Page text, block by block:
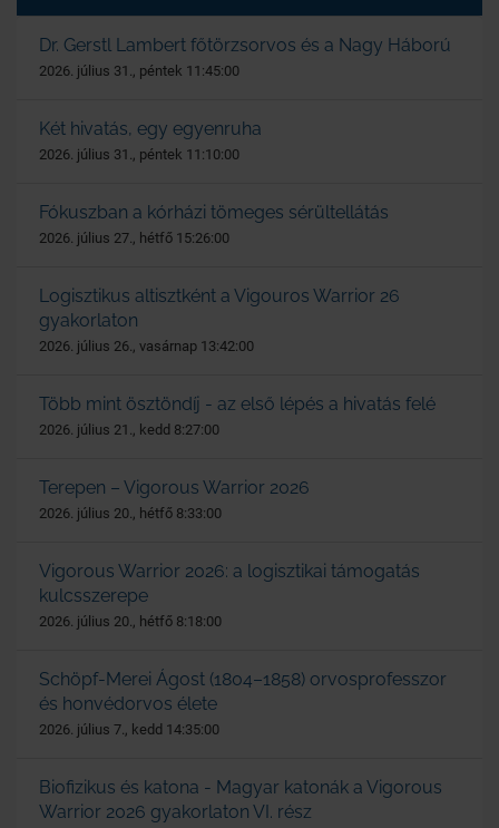
Dr. Gerstl Lambert főtörzsorvos és a Nagy Háború
2026. július 31., péntek 11:45:00
Két hivatás, egy egyenruha
2026. július 31., péntek 11:10:00
Fókuszban a kórházi tömeges sérültellátás
2026. július 27., hétfő 15:26:00
Logisztikus altisztként a Vigouros Warrior 26
gyakorlaton
2026. július 26., vasárnap 13:42:00
Több mint ösztöndíj - az első lépés a hivatás felé
2026. július 21., kedd 8:27:00
Terepen – Vigorous Warrior 2026
2026. július 20., hétfő 8:33:00
Vigorous Warrior 2026: a logisztikai támogatás
kulcsszerepe
2026. július 20., hétfő 8:18:00
Schöpf-Merei Ágost (1804–1858) orvosprofesszor
és honvédorvos élete
2026. július 7., kedd 14:35:00
Biofizikus és katona - Magyar katonák a Vigorous
Warrior 2026 gyakorlaton VI. rész